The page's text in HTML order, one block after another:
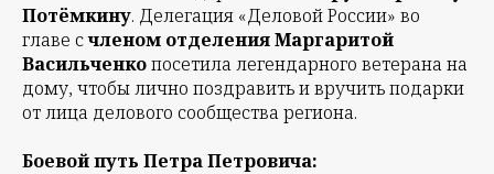
Потёмкину. Делегация «Деловой России» во
главе счленом отделения Маргаритой
Васильченкопосетила легендарного ветерана на
дому, чтобы лично поздравить и вручить подарки
от лица делового сообщества региона.
Боевой путь Петра Петровича: